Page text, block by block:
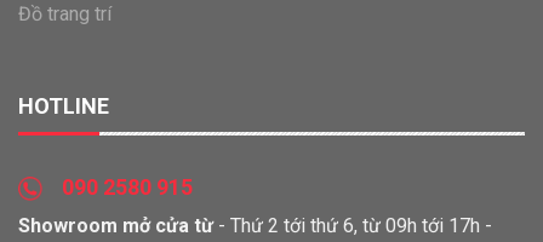
Đồ trang trí
HOTLINE
090 2580 915
Showroom mở cửa từ - Thứ 2 tới thứ 6, từ 09h tới 17h -